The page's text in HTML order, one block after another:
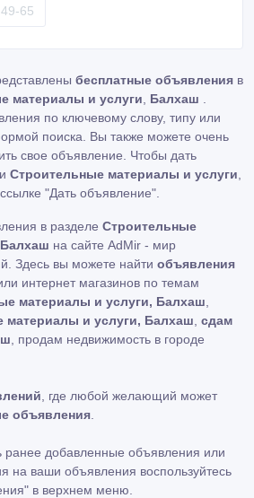
49-65
бесплатные объявления в
материалы и услуги Балхаш
по ключевому слову, типу или
поиска. Вы также можете очень
свое объявление. Чтобы дать
Строительные материалы и услуги
"Дать объявление"
в разделе Строительные
на сайте AdMir - мир
Здесь вы можете найти объявления
интернет магазинов по темам
материалы и услуги, Балхаш
материалы и услуги, Балхаш сдам
, продам недвижимость в городе
, где любой желающий может
объявления
ранее добавленные объявления или
на ваши объявления воспользуйтесь
в верхнем меню.